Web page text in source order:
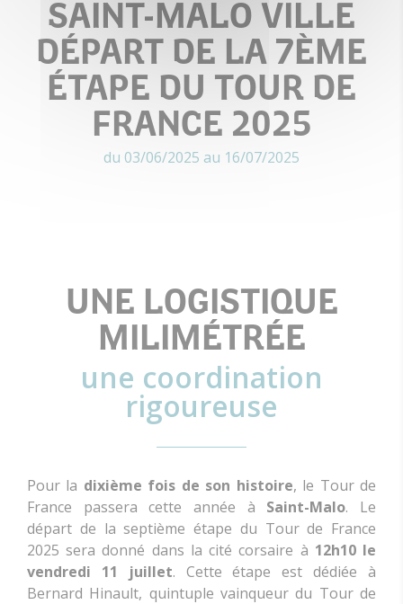
SAINT-MALO VILLE
DÉPART DE LA 7ÈME
ÉTAPE DU TOUR DE
FRANCE 2025
du 03/06/2025 au 16/07/2025
UNE LOGISTIQUE
MILIMÉTRÉE
une coordination
rigoureuse
Pour la dixième fois de son histoire, le Tour de
France passera cette année à Saint-Malo. Le
départ de la septième étape du Tour de France
2025 sera donné dans la cité corsaire à 12h10 le
vendredi 11 juillet. Cette étape est dédiée à
Bernard Hinault, quintuple vainqueur du Tour de